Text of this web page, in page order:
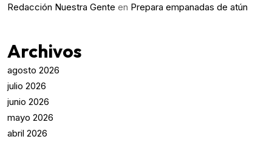
Redacción Nuestra Gente en Prepara empanadas de atún
Archivos
agosto 2026
julio 2026
junio 2026
mayo 2026
abril 2026